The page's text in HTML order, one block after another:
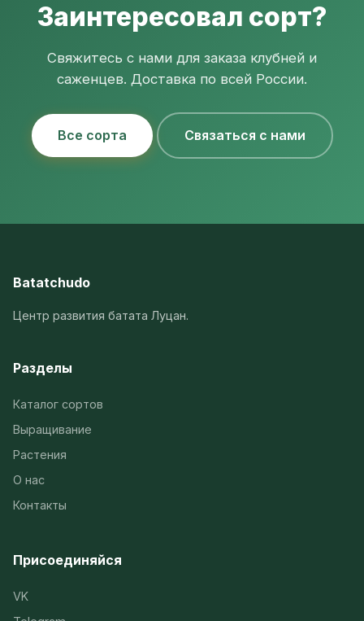
Заинтересовал сорт?
Свяжитесь с нами для заказа клубней и
саженцев. Доставка по всей России.
Все сорта Связаться с нами
Batatchudo
Центр развития батата Луцан.
Разделы
Каталог сортов
Выращивание
Растения
О нас
Контакты
Присоединяйся
VK